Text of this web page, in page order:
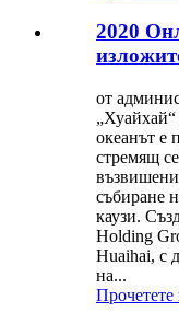
2020
от
„Хуайхай“
океанът е
стремящ
събиране
каузи.
Holding
Huaihai, с
на...
Прочетете